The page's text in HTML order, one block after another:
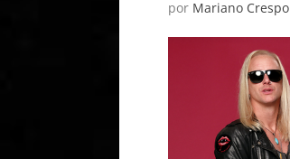
por Mariano Crespo